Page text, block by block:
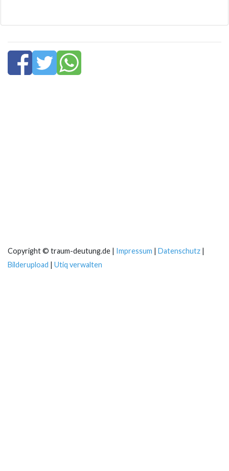
Copyright © traum-deutung.de | Impressum | Datenschutz |
Bilderupload | Utiq verwalten